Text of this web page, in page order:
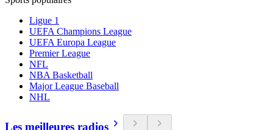
Ligue 1
UEFA Champions League
UEFA Europa League
Premier League
NFL
NBA Basketball
Major League Baseball
NHL
Les meilleures radios